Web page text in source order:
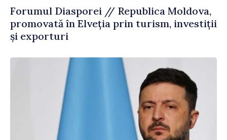
Forumul Diasporei // Republica Moldova,
promovată în Elveția prin turism, investiții
și exporturi